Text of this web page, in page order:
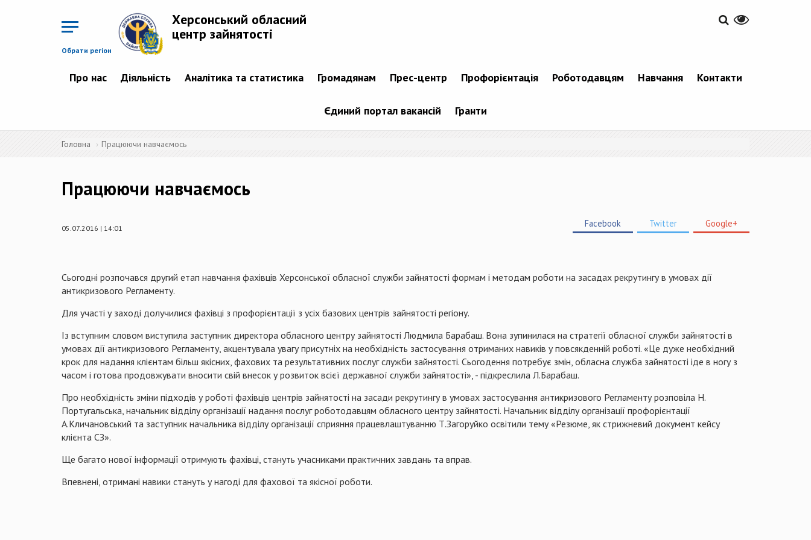
Обрати регіон
Херсонський обласний
центр зайнятості
Про нас Діяльність Аналітика та статистика Громадянам Прес-центр Профорієнтація Роботодавцям Навчання Контакти
Єдиний портал вакансій Гранти
Головна Працюючи навчаємось
Працюючи навчаємось
05.07.2016 | 14:01 Facebook Twitter Google+
Сьогодні розпочався другий етап навчання фахівців Херсонської обласної служби зайнятості формам і методам роботи на засадах рекрутингув умовах дії
антикризового Регламенту.
Для участі у заході долучилися фахівці з профорієнтації з усіх базових центрів зайнятості регіону.
Із вступним словом виступила заступник директора обласного центру зайнятості Людмила Барабаш. Вона зупинилася на стратегії обласної служби зайнятості в
умовах дії антикризового Регламенту, акцентувала увагу присутніх на необхідність застосування отриманих навиків у повсякденній роботі. «Це дуже необхідний
крок для надання клієнтам більш якісних, фахових та результативних послуг служби зайнятості. Сьогодення потребує змін, обласна служба зайнятості іде в ногу з
часом і готова продовжувати вносити свій внесок у розвиток всієї державної служби зайнятості», - підкреслила Л.Барабаш.
Про необхідність зміни підходів у роботі фахівців центрів зайнятості на засади рекрутингув умовах застосування антикризового Регламенту розповіла Н.
Португальська, начальник відділу організації надання послуг роботодавцям обласного центру зайнятості. Начальник відділу організації профорієнтації
А.Кличановський та заступник начальника відділу організації сприяння працевлаштуванню Т.Загоруйко освітили тему «Резюме, як стрижневий документ кейсу
клієнта СЗ».
Ще багато нової інформації отримують фахівці, стануть учасниками практичних завдань та вправ.
Впевнені, отримані навики стануть у нагоді для фахової та якісної роботи.